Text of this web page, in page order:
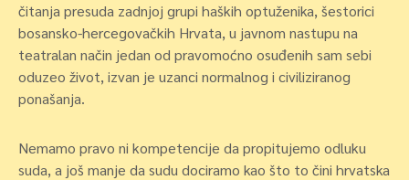
čitanja presuda zadnjoj grupi haških optuženika, šestorici
bosansko-hercegovačkih Hrvata, u javnom nastupu na
teatralan način jedan od pravomoćno osuđenih sam sebi
oduzeo život, izvan je uzanci normalnog i civiliziranog
ponašanja.
Nemamo pravo ni kompetencije da propitujemo odluku
suda, a još manje da sudu dociramo kao što to čini hrvatska